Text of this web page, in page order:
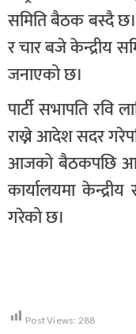
समिति बैठक बस्दै
र चार बजे केन्द्रीय
जनाएको छ।
पार्टी सभापति रवि
राख्ने आदेश सदर
आजको बैठकपछि
कार्यालयमा
गरेको छ।
Post Views: 288